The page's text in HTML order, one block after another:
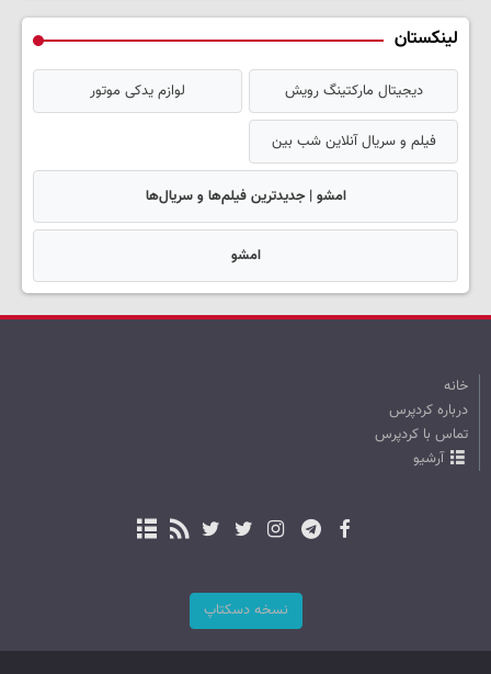
لینکستان
دیجیتال مارکتینگ رویش لوازم یدکی موتور
فیلم و سریال آنلاین شب بین
امشو | جدیدترین فیلم‌ها و سریال‌ها
امشو
خانه
درباره کردپرس
تماس با کردپرس
آرشیو
نسخه دسکتاپ